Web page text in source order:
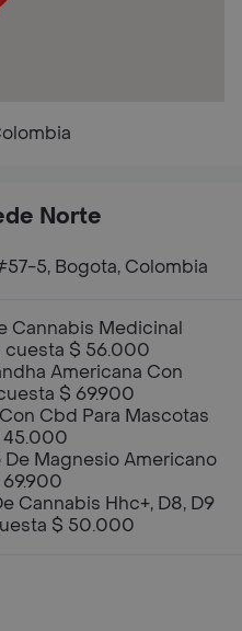
Norte
5, Bogota, Colombia
Cannabis Medicinal
cuesta $ 56.000
Americana Con
$ 69.900
Cbd Para Mascotas
45.000
Magnesio Americano
Cannabis Hhc+, D8, D9
$ 50.000